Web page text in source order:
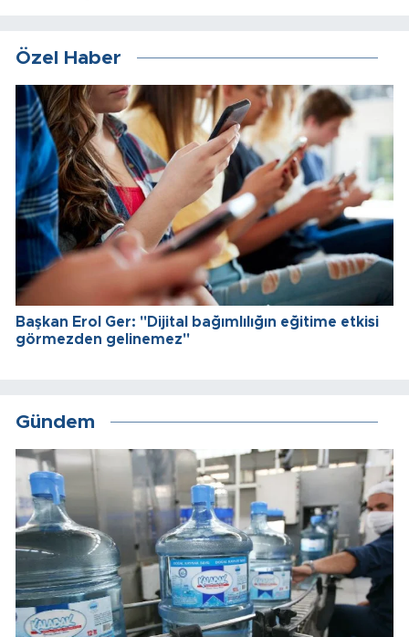
Özel Haber
Başkan Erol Ger: "Dijital bağımlılığın eğitime etkisi
görmezden gelinemez"
Gündem